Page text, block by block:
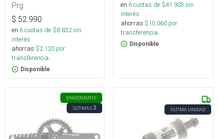
Prg
$ 52.990
en 6cuotas de $8.832sin
interés
ahorras $2.120 por
transferencia.
Disponible
en 6cuotas de $41.903 sin
interés
ahorras $10.060 por
transferencia.
Disponible
ENVÍOGRATIS
ÚLTIMAS3 ÚLTIMA UNIDAD